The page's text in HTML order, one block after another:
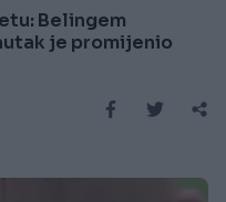
Belingem
je promijenio